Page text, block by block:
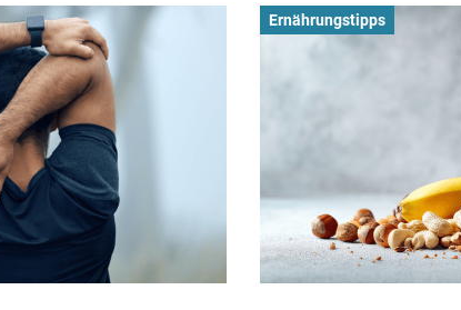
Ernährungstipps